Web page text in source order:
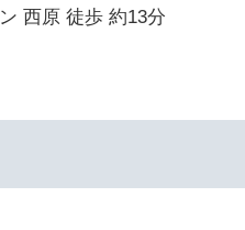
西原 徒歩 約13分